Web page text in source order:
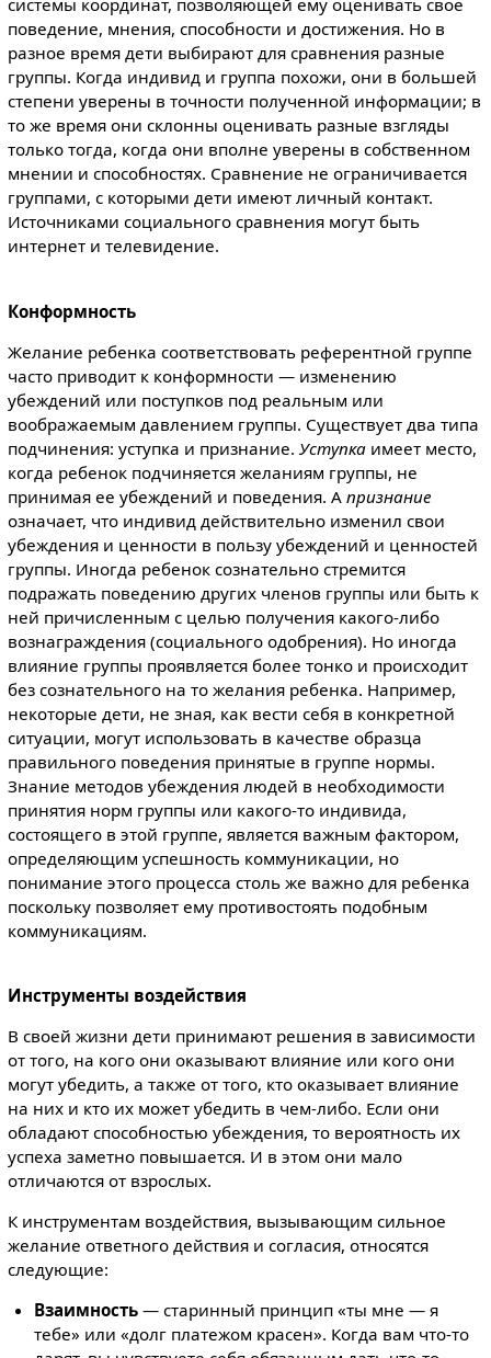
системы координат, позволяющей ему оценивать свое
поведение, мнения, способности и достижения. Но в
разное время дети выбирают для сравнения разные
группы. Когда индивид и группа похожи, они в большей
степени уверены в точности полученной информации; в
то же время они склонны оценивать разные взгляды
только тогда, когда они вполне уверены в собственном
мнении и способностях. Сравнение не ограничивается
группами, с которыми дети имеют личный контакт.
Источниками социального сравнения могут быть
интернет и телевидение.
Конформность
Желание ребенка соответствовать референтной группе
часто приводит к конформности — изменению
убеждений или поступков под реальным или
воображаемым давлением группы. Существует два типа
подчинения: уступка и признание. Уступкаимеет место,
когда ребенок подчиняется желаниям группы, не
принимая ее убеждений и поведения. А признание
означает, что индивид действительно изменил свои
убеждения и ценности в пользу убеждений и ценностей
группы. Иногда ребенок сознательно стремится
подражать поведению других членов группы или быть к
ней причисленным с целью получения какого-либо
вознаграждения (социального одобрения). Но иногда
влияние группы проявляется более тонко и происходит
без сознательного на то желания ребенка. Например,
некоторые дети, не зная, как вести себя в конкретной
ситуации, могут использовать в качестве образца
правильного поведения принятые в группе нормы.
Знание методов убеждения людей в необходимости
принятия норм группы или какого-то индивида,
состоящего в этой группе, является важным фактором,
определяющим успешность коммуникации, но
понимание этого процесса столь же важно для ребенка
поскольку позволяет ему противостоять подобным
коммуникациям.
Инструменты воздействия
В своей жизни дети принимают решения в зависимости
от того, на кого они оказывают влияние или кого они
могут убедить, а также от того, кто оказывает влияние
на них и кто их может убедить в чем-либо. Если они
обладают способностью убеждения, то вероятность их
успеха заметно повышается. И в этом они мало
отличаются от взрослых.
К инструментам воздействия, вызывающим сильное
желание ответного действия и согласия, относятся
следующие:
Взаимность — старинный принцип «ты мне — я
тебе» или «долг платежом красен». Когда вам что-то